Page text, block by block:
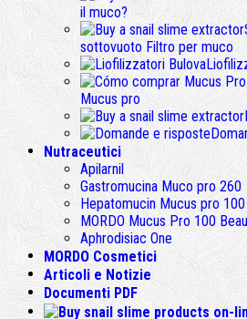
il muco?
sottovuoto Filtro per muco
Mucus pro
Nutraceutici
Apilarnil
Gastromucina Muco pro 260
Hepatomucin Mucus pro 100
MORDO Mucus Pro 100
Aphrodisiac One
MORDO Cosmetici
Articoli e Notizie
Documenti PDF